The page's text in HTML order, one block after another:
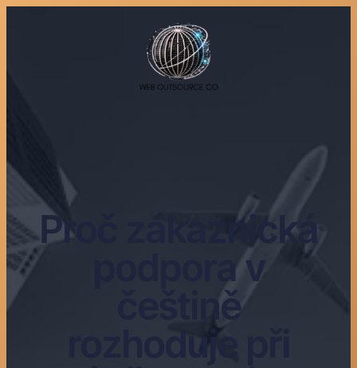
Proč zákaznická
podpora v
češtině
rozhoduje při